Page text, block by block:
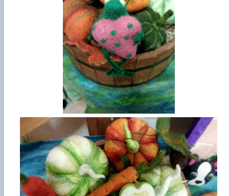
Гурток "Декоративна флористика"
Прес-студія "Ідеал"
Інструментальний ансамбль "Дивосвіт"
Мистецька студія "Вовняні мрії"
Тріо "ТоНіка"